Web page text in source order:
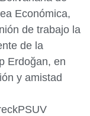
Económica,
de trabajo la
de la
Erdoğan, en
y amistad